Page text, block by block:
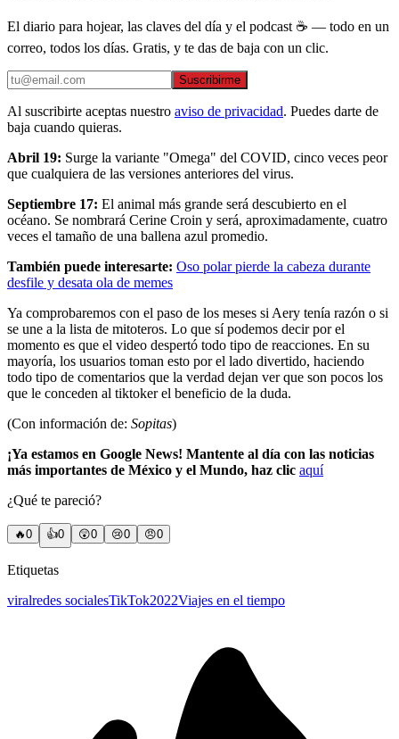
El diario para hojear, las claves del día y el podcast ☕ — todo en un
correo, todos los días. Gratis, y te das de baja con un clic.
Suscribirme
Al suscribirte aceptas nuestro aviso de privacidad. Puedes darte de
baja cuando quieras.
Abril 19: Surge la variante "Omega" del COVID, cinco veces peor
que cualquiera de las versiones anteriores del virus.
Septiembre 17: El animal más grande será descubierto en el
océano. Se nombrará Cerine Croin y será, aproximadamente, cuatro
veces el tamaño de una ballena azul promedio.
También puede interesarte: Oso polar pierde la cabeza durante
desfile y desata ola de memes
Ya comprobaremos con el paso de los meses si Aery tenía razón o si
se une a la lista de mitoteros. Lo que sí podemos decir por el
momento es que el video despertó todo tipo de reacciones. En su
mayoría, los usuarios toman esto por el lado divertido, haciendo
todo tipo de comentarios que la verdad dejan ver que son pocos los
que le conceden al tiktoker el beneficio de la duda.
(Con información de: Sopitas)
¡Ya estamos en Google News! Mantente al día con las noticias
más importantes de México y el Mundo, haz clic aquí
¿Qué te pareció?
🔥0 👍0 😲0 😢0 😠0
Etiquetas
viralredes socialesTikTok2022Viajes en el tiempo